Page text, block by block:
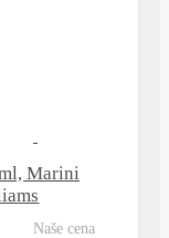
Marini
naše cena